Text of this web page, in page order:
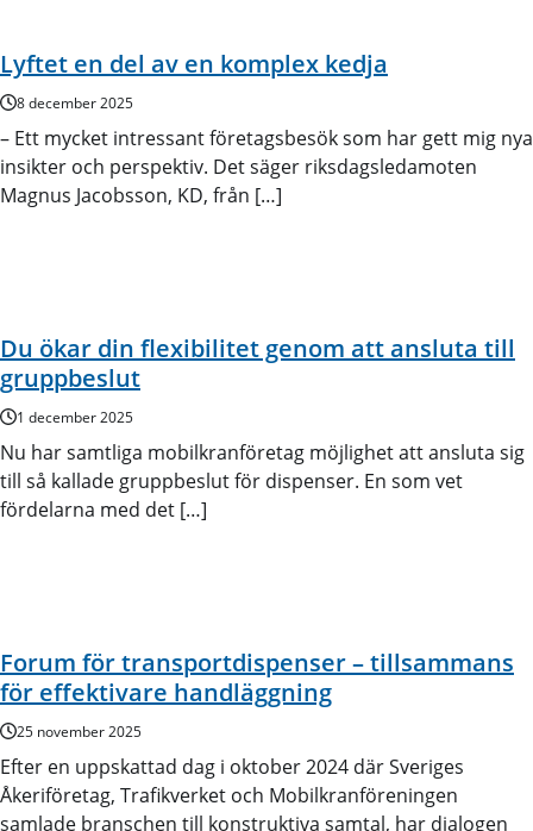
Lyftet en del av en komplex kedja
8 december 2025
– Ett mycket intressant företagsbesök som har gett mig nya
insikter och perspektiv. Det säger riksdagsledamoten
Magnus Jacobsson, KD, från […]
Du ökar din flexibilitet genom att ansluta till
gruppbeslut
1 december 2025
Nu har samtliga mobilkranföretag möjlighet att ansluta sig
till så kallade gruppbeslut för dispenser. En som vet
fördelarna med det […]
Forum för transportdispenser – tillsammans
för effektivare handläggning
25 november 2025
Efter en uppskattad dag i oktober 2024 där Sveriges
Åkeriföretag, Trafikverket och Mobilkranföreningen
samlade branschen till konstruktiva samtal, har dialogen